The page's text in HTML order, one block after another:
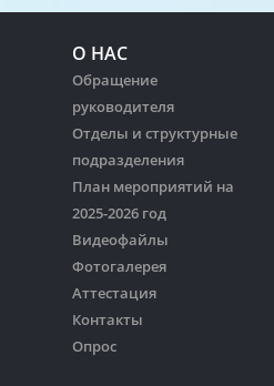
О НАС
Обращение
руководителя
Отделы и структурные
подразделения
План мероприятий на
2025-2026 год
Видеофайлы
Фотогалерея
Аттестация
Контакты
Опрос